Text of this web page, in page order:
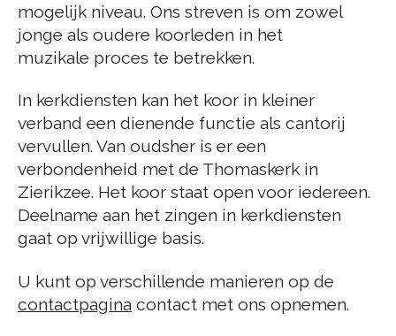
mogelijk niveau. Ons streven is om zowel
jonge als oudere koorleden in het
muzikale proces te betrekken.
In kerkdiensten kan het koor in kleiner
verband een dienende functie als cantorij
vervullen. Van oudsher is er een
verbondenheid met de Thomaskerk in
Zierikzee. Het koor staat open voor iedereen.
Deelname aan het zingen in kerkdiensten
gaat op vrijwillige basis.
U kunt op verschillende manieren op de
contactpagina contact met ons opnemen.